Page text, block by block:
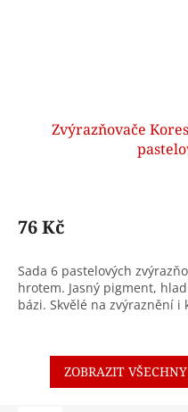
Zvýrazňovače
76 Kč
Sada 6 pastelových
hrotem. Jasný pigment,
bázi. Skvělé na zvýraznění i
ZOBRAZIT